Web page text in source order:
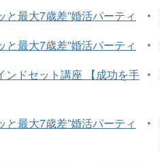
最大7歳差”婚活パーティ •
最大7歳差”婚活パーティ •
ンドセット講座 【成功を手 •
最大7歳差”婚活パーティ •